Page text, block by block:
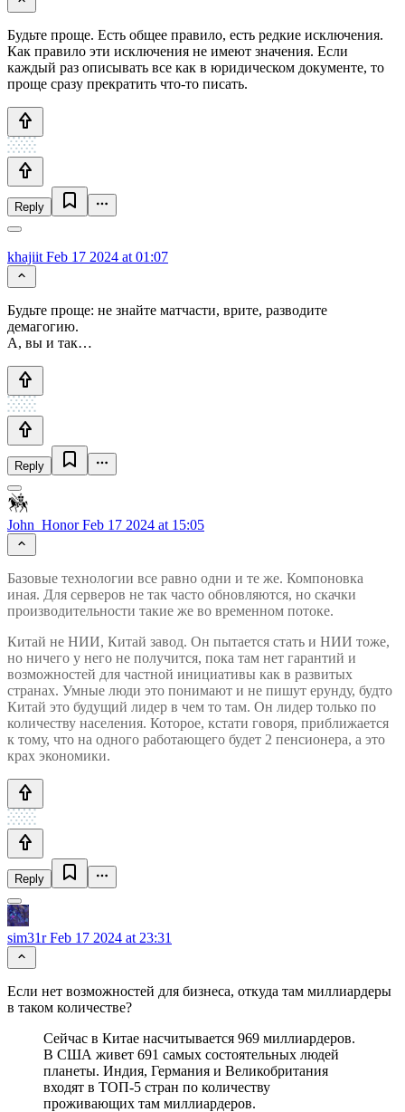
Будьте проще. Есть общее правило, есть редкие исключения.
Как правило эти исключения не имеют значения. Если
каждый раз описывать все как в юридическом документе, то
проще сразу прекратить что-то писать.
Reply
khajiit Feb 17 2024 at 01:07
Будьте проще: не знайте матчасти, врите, разводите
демагогию.
А, вы и так…
Reply
John_HonorFeb 17 2024 at 15:05
Базовые технологии все равно одни и те же. Компоновка
иная. Для серверов не так часто обновляются, но скачки
производительности такие же во временном потоке.
Китай не НИИ, Китай завод. Он пытается стать и НИИ тоже,
но ничего у него не получится, пока там нет гарантий и
возможностей для частной инициативы как в развитых
странах. Умные люди это понимают и не пишут ерунду, будто
Китай это будущий лидер в чем то там. Он лидер только по
количеству населения. Которое, кстати говоря, приближается
к тому, что на одного работающего будет 2 пенсионера, а это
крах экономики.
Reply
sim31rFeb 17 2024 at 23:31
Если нет возможностей для бизнеса, откуда там миллиардеры
в таком количестве?
Сейчас в Китае насчитывается 969 миллиардеров.
В США живет 691 самых состоятельных людей
планеты. Индия, Германия и Великобритания
входят в ТОП-5 стран по количеству
проживающих там миллиардеров.